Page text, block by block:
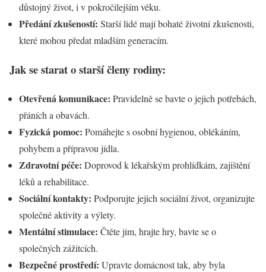
důstojný život, i v pokročilejším věku.
Předání zkušeností: Starší lidé mají bohaté životní zkušenosti,
které mohou předat mladším generacím.
Jak se starat o starší členy rodiny:
Otevřená komunikace: Pravidelně se bavte o jejich potřebách,
přáních a obavách.
Fyzická pomoc: Pomáhejte s osobní hygienou, oblékáním,
pohybem a přípravou jídla.
Zdravotní péče: Doprovod k lékařským prohlídkám, zajištění
léků a rehabilitace.
Sociální kontakty: Podporujte jejich sociální život, organizujte
společné aktivity a výlety.
Mentální stimulace: Čtěte jim, hrajte hry, bavte se o
společných zážitcích.
Bezpečné prostředí: Upravte domácnost tak, aby byla